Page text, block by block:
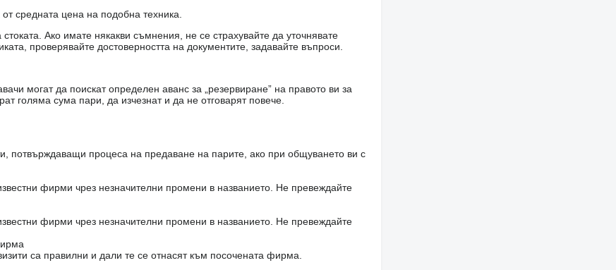
средната цена на подобна техника.
Ако имате някакви съмнения, не се страхувайте да уточнявате
проверявайте достоверността на документите, задавайте въпроси.
могат да поискат определен аванс за „резервиране” на правото ви за
голяма сума пари, да изчезнат и да не отговарят повече.
потвърждаващи процеса на предаване на парите, ако при общуването ви с
фирми чрез незначителни промени в названието. Не превеждайте
фирми чрез незначителни промени в названието. Не превеждайте
са правилни и дали те се отнасят към посочената фирма.